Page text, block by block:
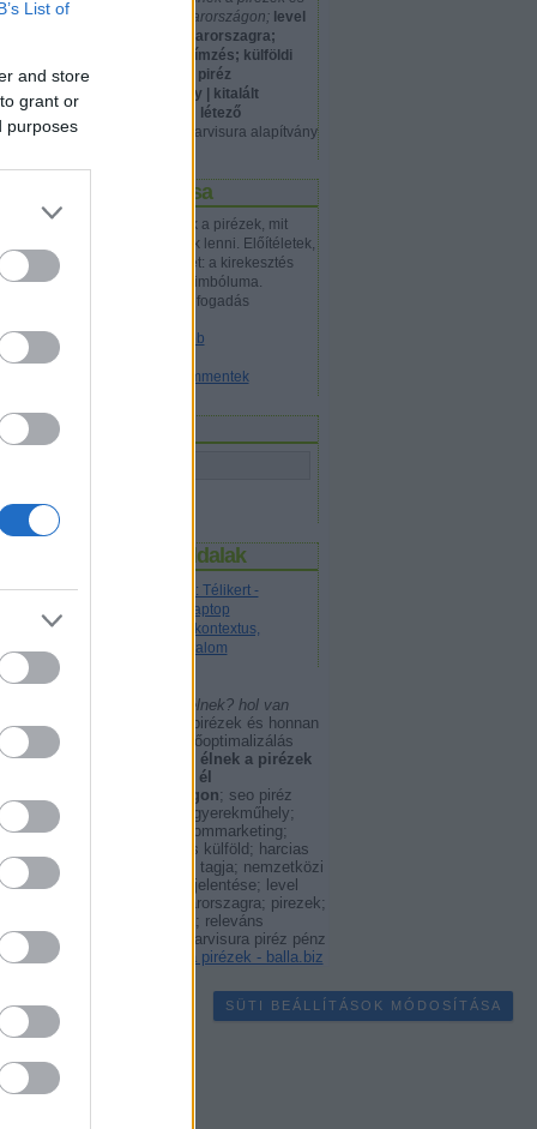
List of
and store
grant or
purposes
hány él magyarországon;level
cimzes magyarorszagra;
nemzetközi címzés; külföldi
levél címzés; piréz
gyerekműhely | kitalált
etnikum, nem létező
- arvisura alapítvány
Blog leírása
Piréz blog. Kik a pirézek, mit
jelent piréznek lenni. Előítéletek,
idegengyűlölet: a kirekesztés
ellenesség szimbóluma.
Tolerancia, befogadás
Legfrissebb
Utolsó kommentek
Állandó oldalak
Linképítés: Télikert -
Használt laptop
Releváns kontextus,
szövegtartalom
nem
élő piréz
a
az
a
a pirézek hol élnek? hol van
kik a pirézek és honnan
jöttek? - keresőoptimalizálás
hol élnek a pirézek
és hány piréz él
magyarországon; seo piréz
műhely; piréz gyerekműhely;
linképítő tartalommarketing;
boríték címzés külföld; harcias
kaukázusi nép tagja; nemzetközi
címzés; piréz jelentése; level
cimzes magyarorszagra; pirezek;
szabad pirézia; releváns
kontextus; az arvisura piréz pénz
kik a pirézek - balla.biz
SÜTI BEÁLLÍTÁSOK MÓDOSÍTÁSA